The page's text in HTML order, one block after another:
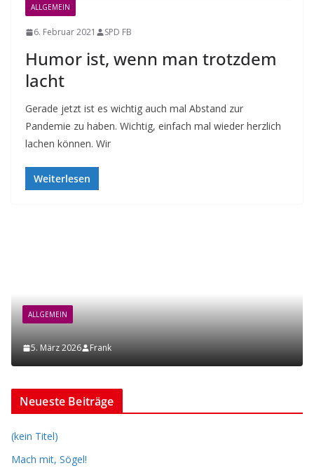
ALLGEMEIN
6. Februar 2021 SPD FB
Humor ist, wenn man trotzdem
lacht
Gerade jetzt ist es wichtig auch mal Abstand zur
Pandemie zu haben. Wichtig, einfach mal wieder herzlich
lachen können. Wir
Weiterlesen
ALLGEMEIN
5. März 2026 Frank
Neueste Beiträge
(kein Titel)
Mach mit, Sögel!